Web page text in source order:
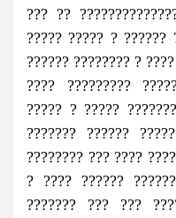
??? ??
????? ????? ? ??????
?????? ???????? ?
???? ?????????
????? ? ?????
??????? ??????
???????? ??? ????
? ???? ??????
??????? ??? ???